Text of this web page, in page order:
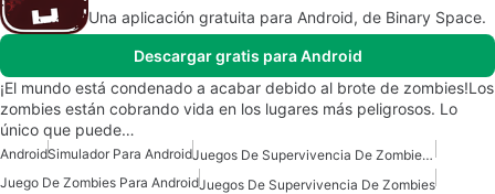
Una aplicación gratuita para Android, de Binary Space.
Descargar gratis para Android
¡El mundo está condenado a acabar debido al brote de zombies!Los
zombies están cobrando vida en los lugares más peligrosos. Lo
único que puede…
AndroidSimulador Para Android
Juegos De Supervivencia De Zombies Para Android
Juego De Zombies Para AndroidJuegos De Supervivencia De Zombies